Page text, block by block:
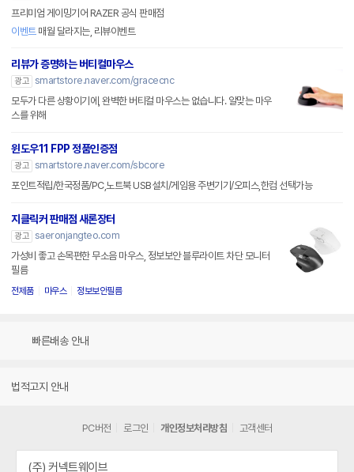
프리미엄 게이밍기어 RAZER 공식 판매점
이벤트매월 달라지는, 리뷰이벤트
리뷰가 증명하는 버티컬마우스
광고 smartstore.naver.com/gracecnc
모두가 다른 상황이기에, 완벽한 버티컬 마우스는 없습니다. 알맞는 마우
스를 위해
윈도우11 FPP 정품인증점
광고 smartstore.naver.com/sbcore
포인트적립/한국정품/PC,노트북 USB설치/게임용 주변기기/오피스,한컴 선택가능
지클릭커 판매점 새론장터
광고 saeronjangteo.com
가성비 좋고 손목편한 무소음 마우스, 정보보안 블루라이트 차단 모니터
필름
전제품 마우스 정보보안필름
빠른배송 안내
법적고지 안내
PC버전 로그인 개인정보처리방침 고객센터
(주) 커넥트웨이브